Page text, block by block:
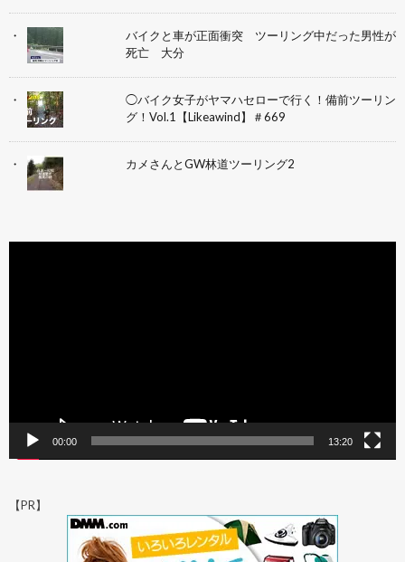
バイクと車が正面衝突 ツーリング中だった男性が
死亡 大分
◯バイク女子がヤマハセローで行く！備前ツーリン
グ！Vol.1【Likeawind】＃669
カメさんとGW林道ツーリング2
動
00:00 13:20
【PR】